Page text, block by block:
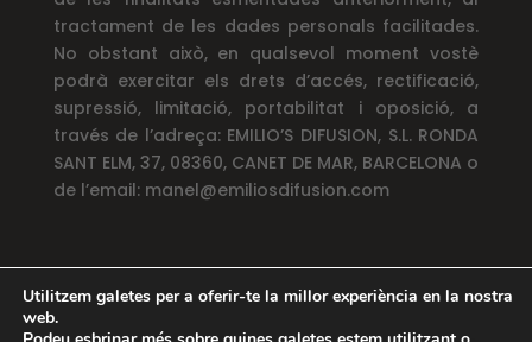
tractament de les dades personals facilitades.
No obstant això, en qualsevol moment vostè
podrà exercitar els drets d’accés, rectificació,
supressió, limitació, portabilitat i oposició, a
través de l’adreça: EMILIO’S DIFUSION, S.L. RONDA
SANT ELM, 37, 08360, CANET DE MAR, BARCELONA o
de l’email: manel@emiliosdifusion.com
Utilitzem galetes per a oferir-te la millor experiència en la nostra
web.